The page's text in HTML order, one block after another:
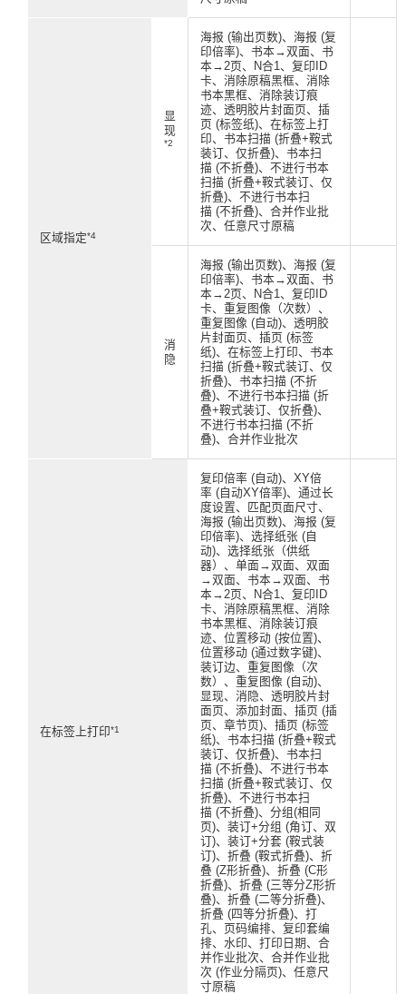
区域指定*4
显
现
*2
海报 (输出页数)、海报 (复
印倍率)、书本→双面、书
本→2页、N合1、复印ID
卡、消除原稿黑框、消除
书本黑框、消除装订痕
迹、透明胶片封面页、插
页 (标签纸)、在标签上打
印、书本扫描 (折叠+鞍式
装订、仅折叠)、书本扫
描 (不折叠)、不进行书本
扫描 (折叠+鞍式装订、仅
折叠)、不进行书本扫
描 (不折叠)、合并作业批
次、任意尺寸原稿
消
隐
海报 (输出页数)、海报 (复
印倍率)、书本→双面、书
本→2页、N合1、复印ID
卡、重复图像（次数）、
重复图像 (自动)、透明胶
片封面页、插页 (标签
纸)、在标签上打印、书本
扫描 (折叠+鞍式装订、仅
折叠)、书本扫描 (不折
叠)、不进行书本扫描 (折
叠+鞍式装订、仅折叠)、
不进行书本扫描 (不折
叠)、合并作业批次
在标签上打印*1
复印倍率 (自动)、XY倍
率 (自动XY倍率)、通过长
度设置、匹配页面尺寸、
海报 (输出页数)、海报 (复
印倍率)、选择纸张 (自
动)、选择纸张（供纸
器）、单面→双面、双面
→双面、书本→双面、书
本→2页、N合1、复印ID
卡、消除原稿黑框、消除
书本黑框、消除装订痕
迹、位置移动 (按位置)、
位置移动 (通过数字键)、
装订边、重复图像（次
数）、重复图像 (自动)、
显现、消隐、透明胶片封
面页、添加封面、插页 (插
页、章节页)、插页 (标签
纸)、书本扫描 (折叠+鞍式
装订、仅折叠)、书本扫
描 (不折叠)、不进行书本
扫描 (折叠+鞍式装订、仅
折叠)、不进行书本扫
描 (不折叠)、分组(相同
页)、装订+分组 (角订、双
订)、装订+分套 (鞍式装
订)、折叠 (鞍式折叠)、折
叠 (Z形折叠)、折叠 (C形
折叠)、折叠 (三等分Z形折
叠)、折叠 (二等分折叠)、
折叠 (四等分折叠)、打
孔、页码编排、复印套编
排、水印、打印日期、合
并作业批次、合并作业批
次 (作业分隔页)、任意尺
寸原稿